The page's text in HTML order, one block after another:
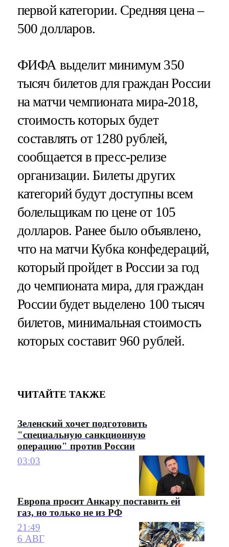
первой категории. Средняя цена –
500 долларов.
ФИФА выделит минимум 350
тысяч билетов для граждан России
на матчи чемпионата мира-2018,
стоимость которых будет
составлять от 1280 рублей,
сообщается в пресс-релизе
организации. Билеты других
категорий будут доступны всем
болельщикам по цене от 105
долларов. Ранее было объявлено,
что на матчи Кубка конфедераций,
который пройдет в России за год
до чемпионата мира, для граждан
России будет выделено 100 тысяч
билетов, минимальная стоимость
которых составит 960 рублей.
ЧИТАЙТЕ ТАКЖЕ
Зеленский хочет подготовить
"специальную санкционную
операцию" против России
03:03
Европа просит Анкару поставить ей
газ, но только не из РФ
21:49
6 АВГ